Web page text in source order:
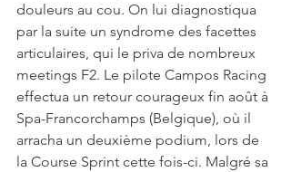
douleurs au cou. On lui diagnostiqua
par la suite un syndrome des facettes
articulaires, qui le priva de nombreux
meetings F2. Le pilote Campos Racing
effectua un retour courageux fin août à
Spa-Francorchamps (Belgique), où il
arracha un deuxième podium, lors de
la Course Sprint cette fois-ci. Malgré sa